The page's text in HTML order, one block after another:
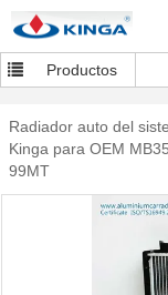
Productos
Radiador auto del
Kinga para OEM
99MT